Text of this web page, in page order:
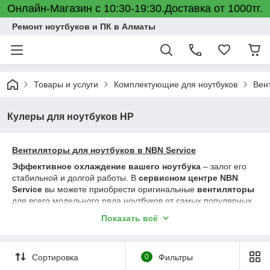
Онлайн-Магазин с 10:30-19:30.Доставка от 1000тг.
Ремонт ноутбуков и ПК в Алматы
Товары и услуги Комплектующие для ноутбуков
Кулеры для ноутбуков HP
Вентиляторы для ноутбуков в NBN Service
Эффективное охлаждение вашего ноутбука – залог его
стабильной и долгой работы. В сервисном центре NBN
Service вы можете приобрести оригинальные вентиляторы
для всего модельного ряда ноутбуков от самых популярных
- Dell
- HP
- Lenovo
Показать всё
Сортировка 0 Фильтры